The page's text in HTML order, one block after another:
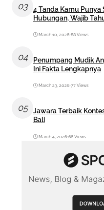
03
4 Tanda Kamu
Hubungan, Wajib
March 10, 2026•88 Views
04
Penumpang Mudik
Ini Fakta Lengkapnya
March 23, 2026•77 Views
05
Jawara Terbaik
Bali
March 4, 2026•66 Views